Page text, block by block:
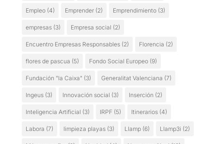
Empleo(4) Emprender(2) Emprendimiento(3)
empresas(3) Empresa social (2)
Encuentro Empresas Responsables(2) Florencia (2)
flores de pascua (5) Fondo Social Europeo(9)
Fundación "la Caixa" (3) Generalitat Valenciana (7)
Ingeus(3) Innovación social (3) Inserción (2)
Inteligencia Artificial (3) IRPF(5) Itinerarios(4)
Labora (7) limpieza playas(3) Llamp(6) Llamp3i (2)